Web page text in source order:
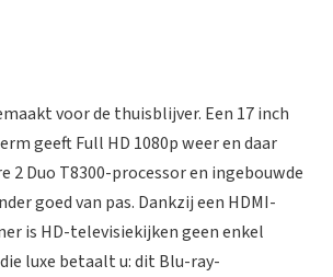
voor de thuisblijver. Een 17 inch
geeft Full HD 1080p weer en daar
2 Duo T8300-processor en ingebouwde
goed van pas. Dankzij een HDMI-
is HD-televisiekijken geen enkel
luxe betaalt u: dit Blu-ray-